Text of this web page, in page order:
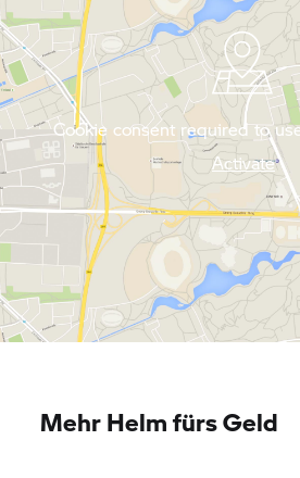
Cookie consent required to
Activate
Mehr Helm fürs Geld